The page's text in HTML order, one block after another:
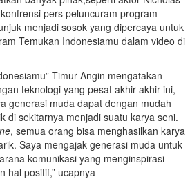
pers peluncuram program
menjadi sosok yang dipercaya untuk
Temukan Indonesiamu dalam video di
Timur Angin mengatakan
teknologi yang pesat akhir-akhir ini,
generasi muda dapat dengan mudah
di sekitarnya menjadi suatu karya seni.
, semua orang bisa menghasilkan karya
Saya mengajak generasi muda untuk
komunikasi yang menginspirasi
hal positif,” ucapnya